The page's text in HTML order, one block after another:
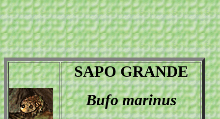
SAPO GRANDE
Bufo marinus